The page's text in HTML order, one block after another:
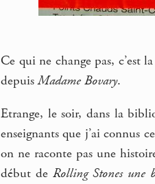
Ce qui ne change pas, c’est
depuisMadame Bovary.
Etrange, le soir, dans la
enseignants que j’ai connus
on ne raconte pas une
début de Rolling Stones une